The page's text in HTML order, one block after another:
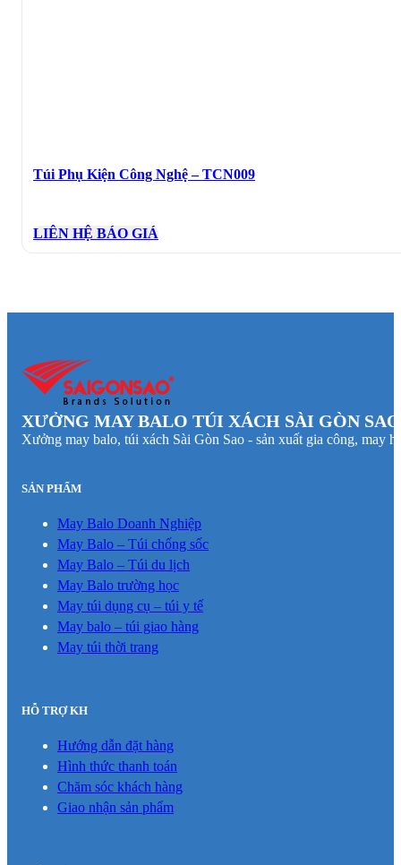
Túi Phụ Kiện Công Nghệ – TCN009
LIÊN HỆ BÁO GIÁ
XƯỞNG MAY BALO TÚI XÁCH SÀI GÒN
Xưởng may balo, túi xách Sài Gòn Sao - sản xuất gia công, may
SẢN PHẨM
May Balo Doanh Nghiệp
May Balo – Túi chống sốc
May Balo – Túi du lịch
May Balo trường học
May túi dụng cụ – túi y tế
May balo – túi giao hàng
May túi thời trang
HỖ TRỢ KH
Hướng dẫn đặt hàng
Hình thức thanh toán
Chăm sóc khách hàng
Giao nhận sản phẩm